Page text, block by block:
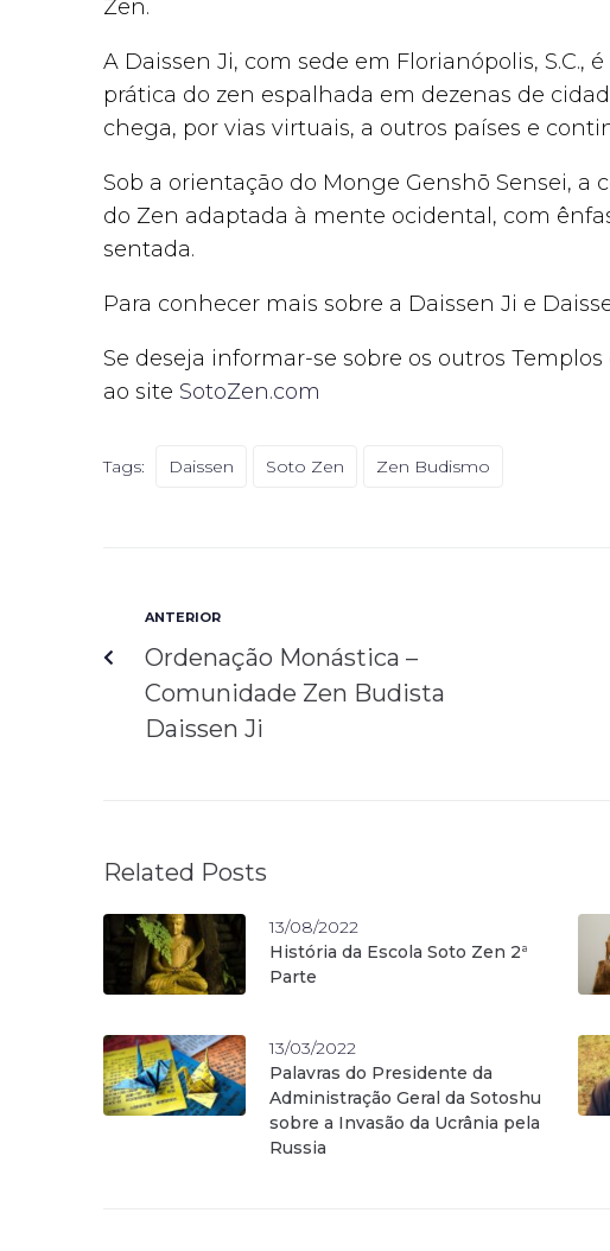
Zen.
A Daissen Ji, com sede em Florianópolis,
prática do zen espalhada em dezenas de
chega, por vias virtuais, a outros países e
Sob a orientação do Monge Genshō Sensei,
do Zen adaptada à mente ocidental, com
sentada.
Para conhecer mais sobre a Daissen Ji e
Se deseja informar-se sobre os outros
ao site SotoZen.com
Tags: Daissen Soto Zen Zen Budismo
ANTERIOR
Ordenação Monástica –
Comunidade Zen Budista
Daissen Ji
Related Posts
13/08/2022
História da Escola Soto Zen 2ª
Parte
13/03/2022
Palavras do Presidente da
Administração Geral da Sotoshu
sobre a Invasão da Ucrânia pela
Russia